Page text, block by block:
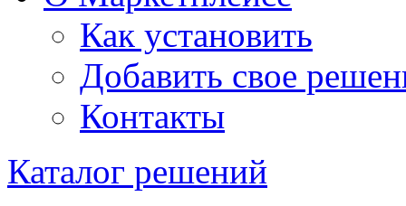
Как установить
Добавить свое
Контакты
Каталог решений